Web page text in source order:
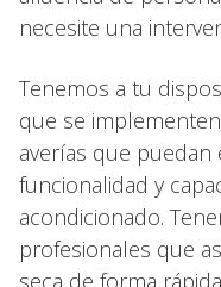
necesite una
Tenemos a tu
que se
averías que
funcionalidad y
acondicionado.
profesionales que
seca de forma